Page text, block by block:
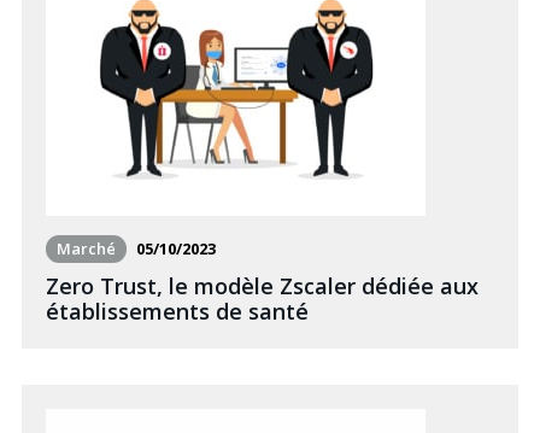
Marché 05/10/2023
Zero Trust, le modèle Zscaler dédiée aux
établissements de santé